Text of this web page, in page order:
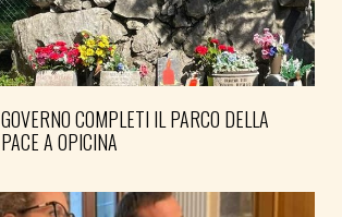
GOVERNO COMPLETI IL PARCO DELLA
PACE A OPICINA